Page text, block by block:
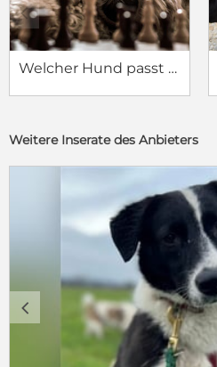
Welcher Hund passt zu mir?
c
Weitere Inserate des Anbieters
c